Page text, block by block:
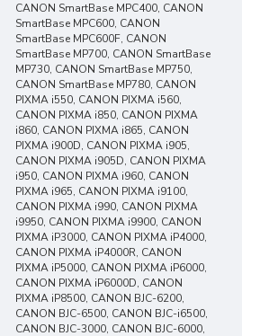
CANON SmartBase MPC400, CANON
SmartBase MPC600, CANON
SmartBase MPC600F, CANON
SmartBase MP700, CANON SmartBase
MP730, CANON SmartBase MP750,
CANON SmartBase MP780, CANON
PIXMA i550, CANON PIXMA i560,
CANON PIXMA i850, CANON PIXMA
i860, CANON PIXMA i865, CANON
PIXMA i900D, CANON PIXMA i905,
CANON PIXMA i905D, CANON PIXMA
i950, CANON PIXMA i960, CANON
PIXMA i965, CANON PIXMA i9100,
CANON PIXMA i990, CANON PIXMA
i9950, CANON PIXMA i9900, CANON
PIXMA iP3000, CANON PIXMA iP4000,
CANON PIXMA iP4000R, CANON
PIXMA iP5000, CANON PIXMA iP6000,
CANON PIXMA iP6000D, CANON
PIXMA iP8500, CANON BJC-6200,
CANON BJC-6500, CANON BJC-i6500,
CANON BJC-3000, CANON BJC-6000,